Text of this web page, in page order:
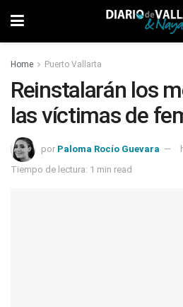
Home Puerto Vallarta
Reinstalarán los
las víctimas de
por Paloma Rocío Guevara
Tiempo de lectura: 1 min read